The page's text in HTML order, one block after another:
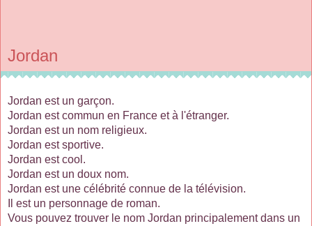
Jordan
Jordan est un garçon.
Jordan est commun en France et à l'étranger.
Jordan est un nom religieux.
Jordan est sportive.
Jordan est cool.
Jordan est un doux nom.
Jordan est une célébrité connue de la télévision.
Il est un personnage de roman.
Vous pouvez trouver le nom Jordan principalement dans un